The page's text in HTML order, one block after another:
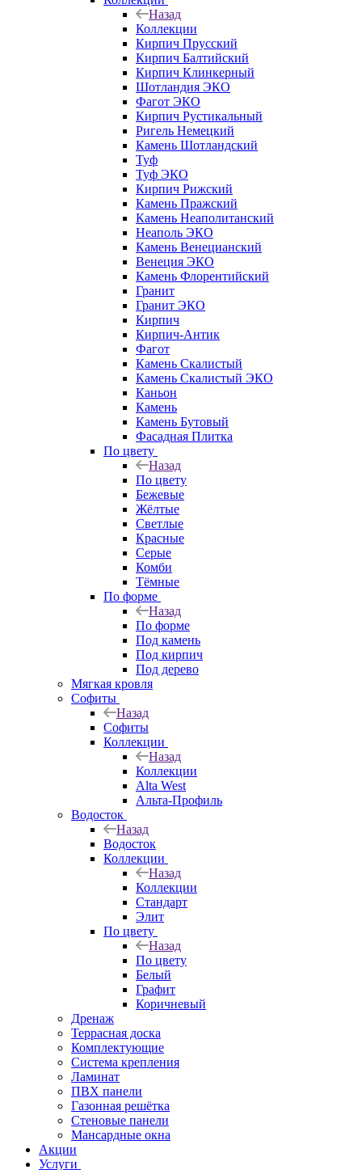
Назад
Коллекции
Кирпич Прусский
Кирпич Балтийский
Кирпич Клинкерный
Шотландия ЭКО
Фагот ЭКО
Кирпич Рустикальный
Ригель Немецкий
Камень Шотландский
Туф
Туф ЭКО
Кирпич Рижский
Камень Пражский
Камень Неаполитанский
Неаполь ЭКО
Камень Венецианский
Венеция ЭКО
Камень Флорентийский
Гранит
Гранит ЭКО
Кирпич
Кирпич-Антик
Фагот
Камень Скалистый
Камень Скалистый ЭКО
Каньон
Камень
Камень Бутовый
Фасадная Плитка
По цвету
Назад
По цвету
Бежевые
Жёлтые
Светлые
Красные
Серые
Комби
Тёмные
По форме
Назад
По форме
Под камень
Под кирпич
Под дерево
Мягкая кровля
Софиты
Назад
Софиты
Коллекции
Назад
Коллекции
Alta West
Альта-Профиль
Водосток
Назад
Водосток
Коллекции
Назад
Коллекции
Стандарт
Элит
По цвету
Назад
По цвету
Белый
Графит
Коричневый
Дренаж
Террасная доска
Комплектующие
Система крепления
Ламинат
ПВХ панели
Газонная решётка
Стеновые панели
Мансардные окна
Акции
Услуги